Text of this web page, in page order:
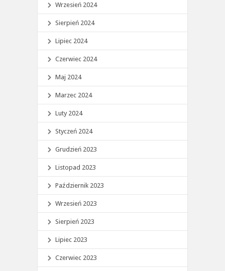
Wrzesień 2024
Sierpień 2024
Lipiec 2024
Czerwiec 2024
Maj 2024
Marzec 2024
Luty 2024
Styczeń 2024
Grudzień 2023
Listopad 2023
Październik 2023
Wrzesień 2023
Sierpień 2023
Lipiec 2023
Czerwiec 2023